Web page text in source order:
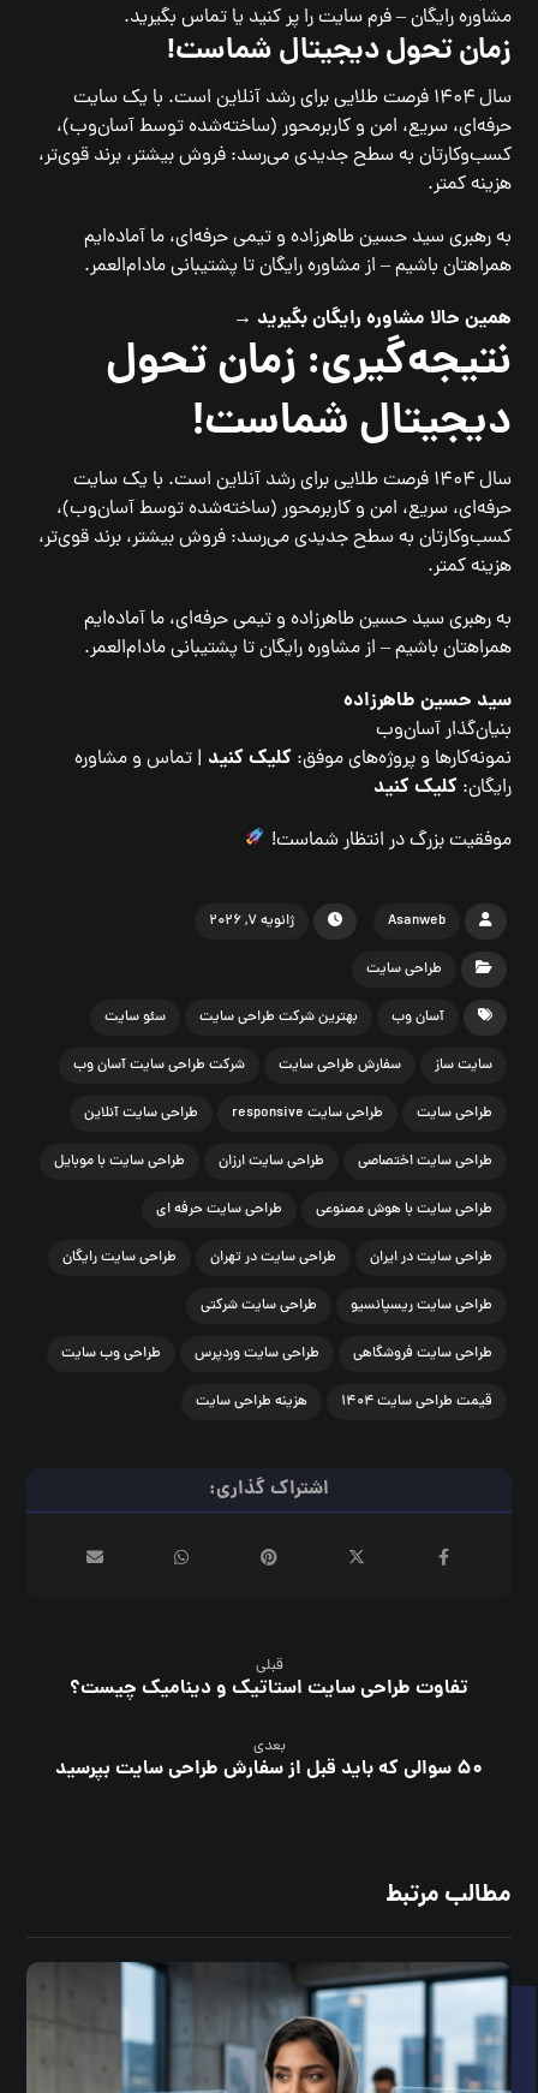
مشاوره رایگان – فرم سایت را پر کنید یا تماس بگیرید.
زمان تحول دیجیتال شماست!
سال ۱۴۰۴ فرصت طلایی برای رشد آنلاین است. با یک سایت
حرفه‌ای، سریع، امن و کاربرمحور (ساخته‌شده توسط آسان‌وب)،
کسب‌وکارتان به سطح جدیدی می‌رسد: فروش بیشتر، برند قوی‌تر،
هزینه کمتر.
به رهبری سید حسین طاهرزاده و تیمی حرفه‌ای، ما آماده‌ایم
همراهتان باشیم – از مشاوره رایگان تا پشتیبانی مادام‌العمر.
همین حالا مشاوره رایگان بگیرید →
نتیجه‌گیری: زمان تحول
دیجیتال شماست!
سال ۱۴۰۴ فرصت طلایی برای رشد آنلاین است. با یک سایت
حرفه‌ای، سریع، امن و کاربرمحور (ساخته‌شده توسط آسان‌وب)،
کسب‌وکارتان به سطح جدیدی می‌رسد: فروش بیشتر، برند قوی‌تر،
هزینه کمتر.
به رهبری سید حسین طاهرزاده و تیمی حرفه‌ای، ما آماده‌ایم
همراهتان باشیم – از مشاوره رایگان تا پشتیبانی مادام‌العمر.
سید حسین طاهرزاده
بنیان‌گذار آسان‌وب
نمونه‌کارها و پروژه‌های موفق:کلیک کنید | تماس و مشاوره
رایگان:کلیک کنید
موفقیت بزرگ در انتظار شماست!
Asanweb ژانویه ۷, ۲۰۲۶
طراحی سایت
آسان وب بهترین شرکت طراحی سایت سئو سایت
سایت ساز سفارش طراحی سایت شرکت طراحی سایت آسان وب
طراحی سایت طراحی سایت responsive طراحی سایت آنلاین
طراحی سایت اختصاصی طراحی سایت ارزان طراحی سایت با موبایل
طراحی سایت با هوش مصنوعی طراحی سایت حرفه ای
طراحی سایت در ایران طراحی سایت در تهران طراحی سایت رایگان
طراحی سایت ریسپانسیو طراحی سایت شرکتی
طراحی سایت فروشگاهی طراحی سایت وردپرس طراحی وب سایت
قیمت طراحی سایت ۱۴۰۴ هزینه طراحی سایت
قبلی
تفاوت طراحی سایت استاتیک و دینامیک چیست؟
بعدی
۵۰ سوالی که باید قبل از سفارش طراحی سایت بپرسید
مطالب مرتبط